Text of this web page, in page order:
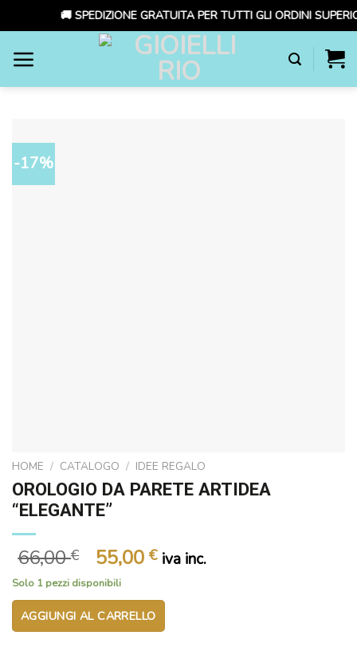
🚚 SPEDIZIONE GRATUITA PER TUTTI GLI ORDINI
-17%
HOME / CATALOGO / IDEE REGALO
OROLOGIO DA PARETE ARTIDEA
“ELEGANTE”
66,00€ Il
prezzo
originale
era:
66,00 €.
55,00 €Il
attuale
55,00 €.
iva inc.
Solo 1 pezzi disponibili
AGGIUNGI AL CARRELLO